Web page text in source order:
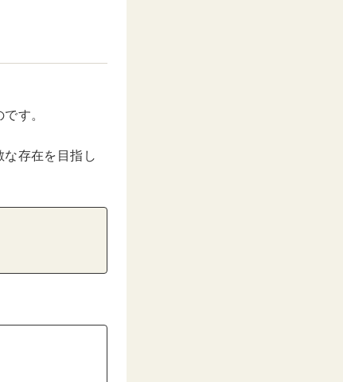
す。
存在を目指し